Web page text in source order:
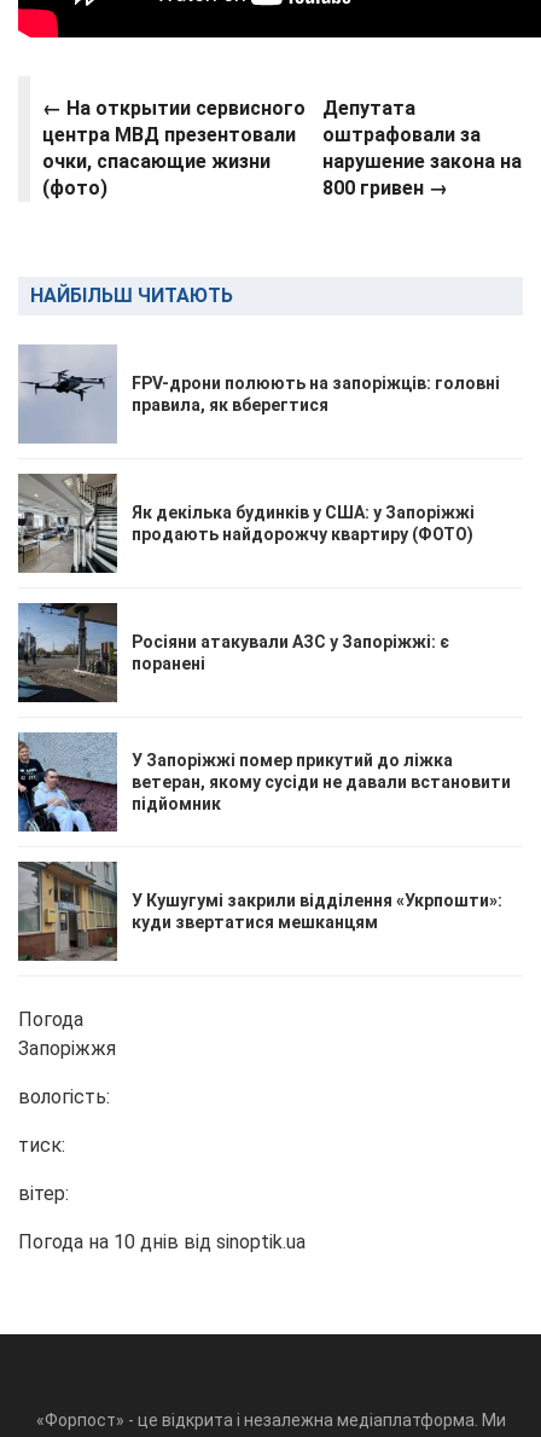
← На открытии сервисного
центра МВД презентовали
очки, спасающие жизни
(фото)
Депутата
оштрафовали за
нарушение закона на
800 гривен →
НАЙБІЛЬШ ЧИТАЮТЬ
FPV-дрони полюють на запоріжців: головні
правила, як вберегтися
Як декілька будинків у США: у Запоріжжі
продають найдорожчу квартиру (ФОТО)
Росіяни атакували АЗС у Запоріжжі: є
поранені
У Запоріжжі помер прикутий до ліжка
ветеран, якому сусіди не давали встановити
підйомник
У Кушугумі закрили відділення «Укрпошти»:
куди звертатися мешканцям
Погода
Запоріжжя
вологість:
тиск:
вітер:
Погода на 10 днів від sinoptik.ua
«Форпост» - це відкрита і незалежна медіаплатформа. Ми